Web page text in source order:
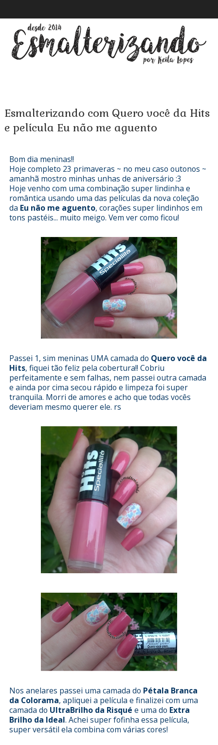
Esmalterizando com Quero você da Hits
e película Eu não me aguento
Bom dia meninas!!
Hoje completo 23 primaveras ~ no meu caso outonos ~
amanhã mostro minhas unhas de aniversário :3
Hoje venho com uma combinação super lindinha e
romântica usando uma das películas da nova coleção
da Eu não me aguento, corações super lindinhos em
tons pastéis... muito meigo. Vem ver como ficou!
Passei 1, sim meninas UMA camada do Quero você da
Hits, fiquei tão feliz pela cobertura!! Cobriu
perfeitamente e sem falhas, nem passei outra camada
e ainda por cima secou rápido e limpeza foi super
tranquila. Morri de amores e acho que todas vocês
deveriam mesmo querer ele. rs
Nos anelares passei uma camada do Pétala Branca
da Colorama, apliquei a película e finalizei com uma
camada do UltraBrilho da Risqué e uma do Extra
Brilho da Ideal. Achei super fofinha essa película,
super versátil ela combina com várias cores!